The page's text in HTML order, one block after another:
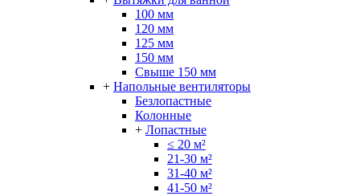
100 мм
120 мм
125 мм
150 мм
Свыше 150 мм
+ Напольные вентиляторы
Безлопастные
Колонные
+ Лопастные
≤ 20 м²
21-30 м²
31-40 м²
41-50 м²